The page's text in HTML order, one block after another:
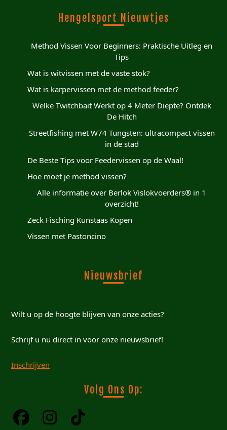
Hengelsport Nieuwtjes
Method Vissen Voor Beginners: Praktische Uitleg en
Tips
Wat is witvissen met de vaste stok?
Wat is karpervissen met de method feeder?
Welke Twitchbait Werkt op 4 Meter Diepte? Ontdek
De Hitch
Streetfishing met W74 Tungsten: ultracompact vissen
in de stad
De Beste Tips voor Feedervissen op de Waal!
Hoe moet je method vissen?
Alle informatie over Berlok Vislokvoerders® in 1
overzicht!
Zeck Fisching Kunstaas Kopen
Vissen met Pastoncino
Nieuwsbrief
Wilt u op de hoogte blijven van onze acties?
Schrijf u nu direct in voor onze nieuwsbrief!
Inschrijven
Volg Ons Op: